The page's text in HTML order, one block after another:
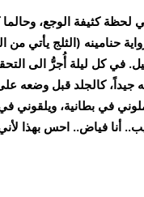
2003 وفي لحظة كثيفة
حنامينه (الثلج يأتي
في كل ليلة أُجرُّ الى
كالجلد قبل وضعه
في بطانية، ويلقوني
أنا فياض.. احس بهذا